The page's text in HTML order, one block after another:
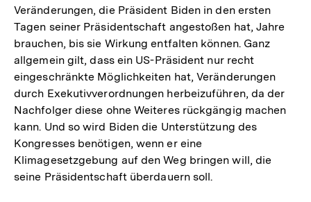
Veränderungen, die Präsident Biden in den ersten
Tagen seiner Präsidentschaft angestoßen hat, Jahre
brauchen, bis sie Wirkung entfalten können. Ganz
allgemein gilt, dass ein US-Präsident nur recht
eingeschränkte Möglichkeiten hat, Veränderungen
durch Exekutivverordnungen herbeizuführen, da der
Nachfolger diese ohne Weiteres rückgängig machen
kann. Und so wird Biden die Unterstützung des
Kongresses benötigen, wenn er eine
Klimagesetzgebung auf den Weg bringen will, die
seine Präsidentschaft überdauern soll.